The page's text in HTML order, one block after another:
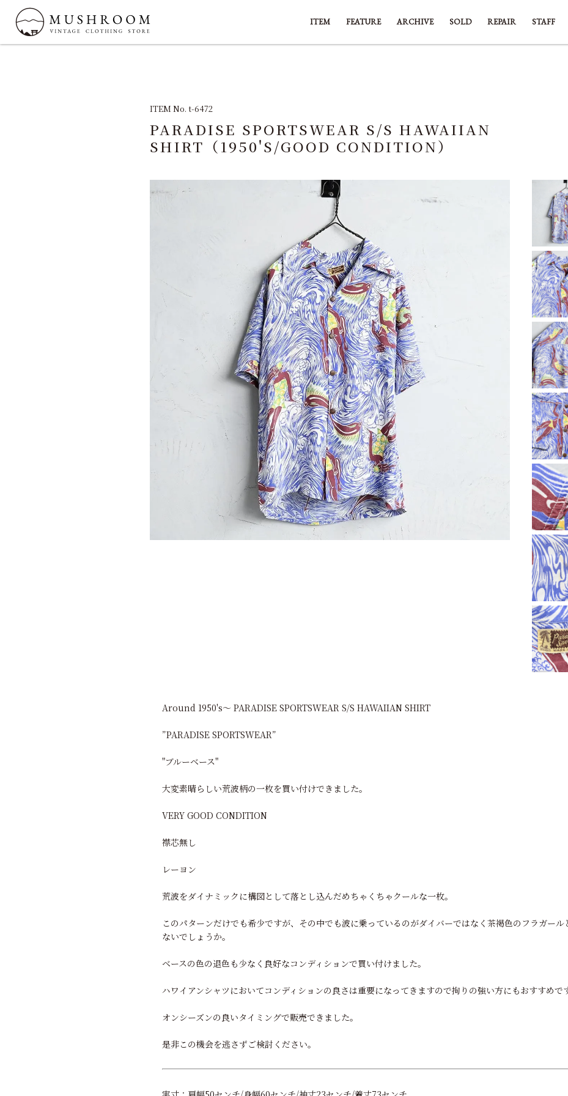
ITEM FEATURE ARCHIVE SOLD REPAIR STAFF
ITEM No. t-6472
PARADISE SPORTSWEAR S/S HAWAIIAN
SHIRT（1950'S/GOOD CONDITION）
Around 1950's～ PARADISE SPORTSWEAR S/S HAWAIIAN SHIRT
”PARADISE SPORTSWEAR”
"ブルーベース"
大変素晴らしい荒波柄の一枚を買い付けできました。
VERY GOOD CONDITION
襟芯無し
レーヨン
荒波をダイナミックに構図として落とし込んだめちゃくちゃクールな一枚。
このパターンだけでも希少ですが、その中でも波に乗っているのがダイバーではなく茶褐色のフラガー
ないでしょうか。
ベースの色の退色も少なく良好なコンディションで買い付けました。
ハワイアンシャツにおいてコンディションの良さは重要になってきますので拘りの強い方にもおすすめで
オンシーズンの良いタイミングで販売できました。
是非この機会を逃さずご検討ください。